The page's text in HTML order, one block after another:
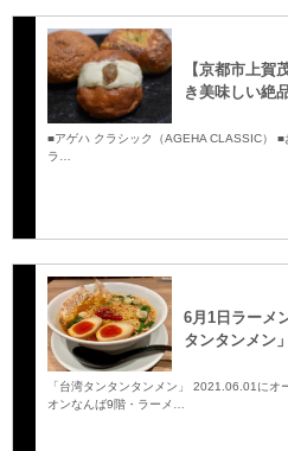
【京都市上賀
き美味しい絶
■アゲハ クラシック（AGEHA CLASSIC）
ラ…
6月1日ラーメ
タンタンメン」
「台湾タンタンタンメン」 2021.06.01にオ
オンなんば9階・ラーメ…